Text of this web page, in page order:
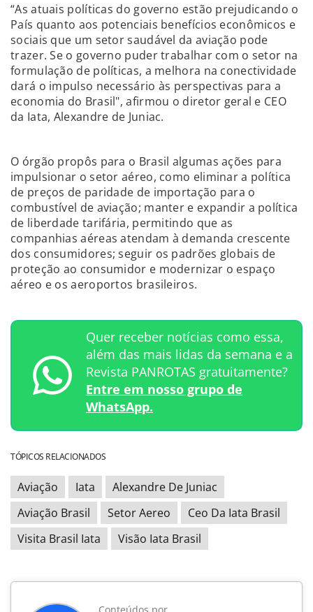
“As atuais políticas do governo estão prejudicando o
País quanto aos potenciais benefícios econômicos e
sociais que um setor saudável da aviação pode
trazer. Se o governo puder trabalhar com o setor na
formulação de políticas, a melhora na conectividade
dará o impulso necessário às perspectivas para a
economia do Brasil", afirmou o diretor geral e CEO
da Iata, Alexandre de Juniac.
O órgão propôs para o Brasil algumas ações para
impulsionar o setor aéreo, como eliminar a política
de preços de paridade de importação para o
combustível de aviação; manter e expandir a política
de liberdade tarifária, permitindo que as
companhias aéreas atendam à demanda crescente
dos consumidores; seguir os padrões globais de
proteção ao consumidor e modernizar o espaço
aéreo e os aeroportos brasileiros.
Quer receber notícias como essa,
além das mais lidas da semana e a
Revista PANROTAS gratuitamente?
Entre em nosso grupo de
WhatsApp.
TÓPICOS RELACIONADOS
Aviação Iata
Alexandre De Juniac
Aviação Brasil
Setor Aereo
Ceo Da Iata Brasil
Visita Brasil Iata
Visão Iata Brasil
Conteúdos por